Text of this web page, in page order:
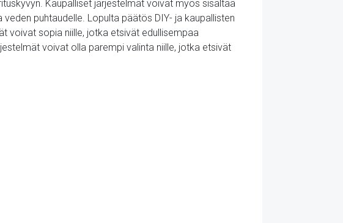
Kaupalliset järjestelmät voivat myös sisältää
puhtaudelle. Lopulta päätös DIY- ja kaupallisten
voivat sopia niille, jotka etsivät edullisempaa
voivat olla parempi valinta niille, jotka etsivät